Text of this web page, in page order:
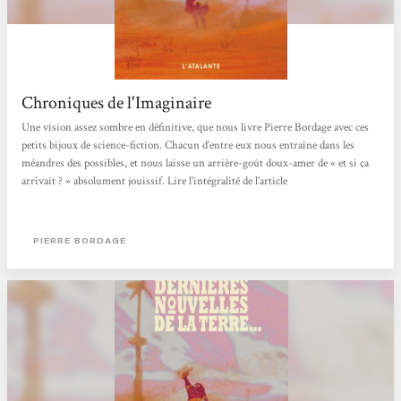
Chroniques de l'Imaginaire
Une vision assez sombre en définitive, que nous livre Pierre Bordage avec ces
petits bijoux de science-fiction. Chacun d’entre eux nous entraîne dans les
méandres des possibles, et nous laisse un arrière-goût doux-amer de « et si ça
arrivait ? » absolument jouissif. Lire l'intégralité de l'article
PIERRE BORDAGE